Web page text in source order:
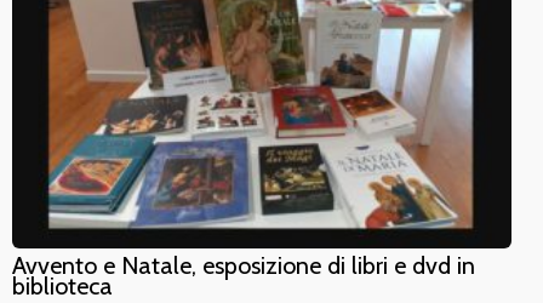
Avvento e Natale, esposizione di libri e dvd in
biblioteca